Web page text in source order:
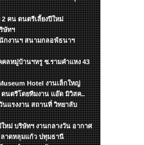
คน ดนตรีเลี้ยงปีใหม่
ษัทฯ
นักงานฯ สนามกลอฟ์ธนาฯ
ลหมู่บ้านฯหรู ซ.รามคำแหง 43
Hotel งานเล็กใหญ่
นตรีโดยทีมงาน แอ๊ด มิวิสค..
นแรงงาน สถานที่ วิทยาลับ
หม่ บริษัทฯ งานกลางวัน อากาศ
ลาดหลุมแก้ว ปทุมธานี